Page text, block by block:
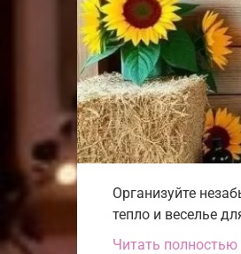
Организуйте
тепло и веселье
Читать полностью